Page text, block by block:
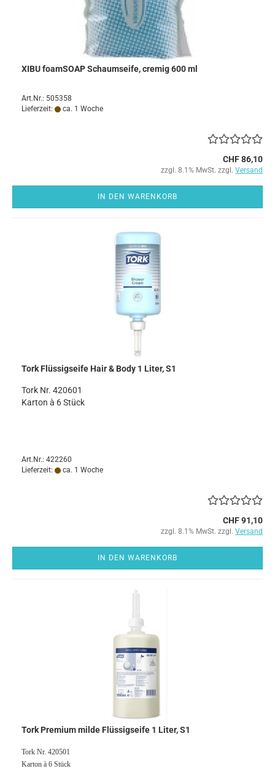
XIBU foamSOAP Schaumseife, cremig 600 ml
Art.Nr.: 505358
Lieferzeit:
ca. 1 Woche
CHF 86,10
zzgl. 8.1% MwSt. zzgl. Versand
IN DEN WARENKORB
Tork Flüssigseife Hair & Body 1 Liter, S1
Tork Nr. 420601
​Karton à 6 Stück
Art.Nr.: 422260
Lieferzeit:
ca. 1 Woche
CHF 91,10
zzgl. 8.1% MwSt. zzgl. Versand
IN DEN WARENKORB
Tork Premium milde Flüssigseife 1 Liter, S1
​Tork Nr. 420501
Karton à 6 Stück